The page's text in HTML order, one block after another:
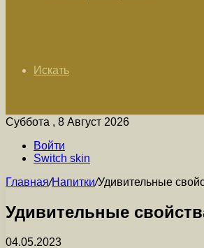
Искать
Суббота , 8 Август 2026
Войти
Switch skin
Главная/Напитки/Удивительные
Удивительные
04.05.2023